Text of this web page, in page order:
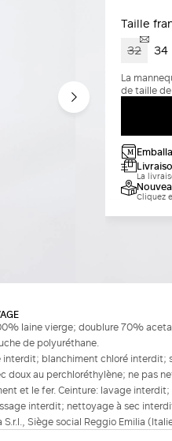
Taille
32 34
La
de taille
La
Cliquez
laine vierge; doublure 70%
de polyuréthane.
interdit; blanchiment chloré interdit;
doux au perchloréthylène; ne pas
et le fer. Ceinture: lavage
interdit; nettoyage à sec
S.r.l., Siège social Reggio Emilia